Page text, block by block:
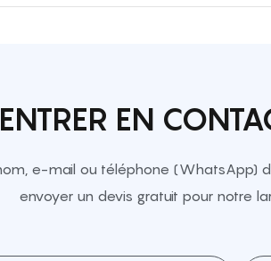
ENTRER EN
e-mail ou téléphone (WhatsApp)
envoyer un devis gratuit pour notre